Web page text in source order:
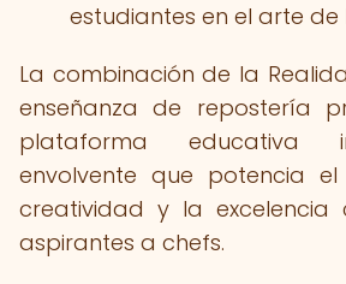
estudiantes en el arte
La combinación de la
enseñanza de repostería
plataforma educativa
envolvente que potencia el
creatividad y la excelencia
aspirantes a chefs.